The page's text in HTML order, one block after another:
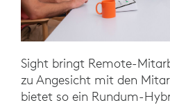
Sight bringt Remote-
zu Angesicht mit den
bietet so ein Rundum-